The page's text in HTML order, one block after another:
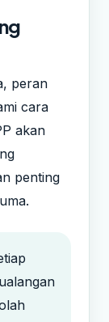
peran
cara
akan
penting